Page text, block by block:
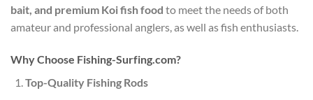
bait, and premium Koi fish food to meet the needs of both
amateur and professional anglers, as well as fish enthusiasts.
Why Choose Fishing-Surfing.com?
Top-Quality Fishing Rods